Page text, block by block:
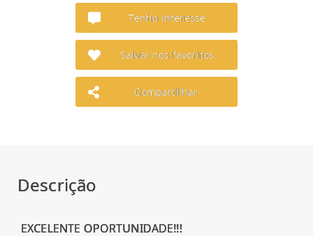
Tenho interesse
Salvar nos favoritos
Compartilhar
Descrição
EXCELENTE OPORTUNIDADE!!!